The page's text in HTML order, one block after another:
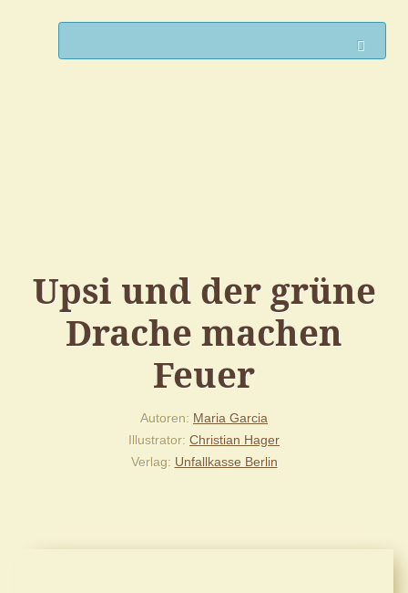
Upsi und der grüne
Drache machen
Feuer
Autoren Maria Garcia
Illustrator Christian Hager
Verlag Unfallkasse Berlin